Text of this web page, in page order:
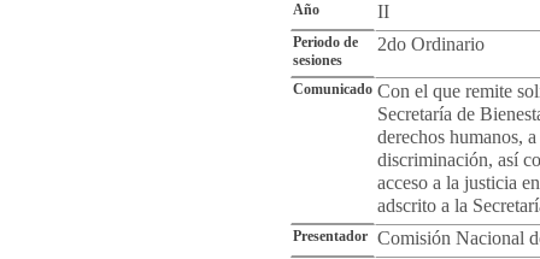
Año II
Periodo de
sesiones
2do Ordinario
Comunicado Con el que remite
Secretaría de
derechos humanos,
discriminación, así
acceso a la justicia
adscrito a la
Presentador Comisión Nacional